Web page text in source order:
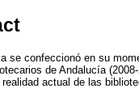
se confeccionó en su
de Andalucía
actual de las